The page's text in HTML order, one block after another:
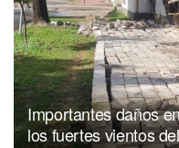
Importantes daños
los fuertes vientos